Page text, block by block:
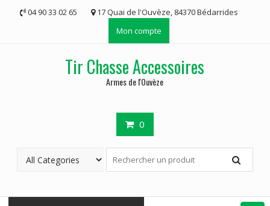
04 90 33 02 65
17 Quai de l'Ouvèze, 84370 Bédarrides
Mon compte
Tir Chasse Accessoires
Armes de l'Ouvèze
0